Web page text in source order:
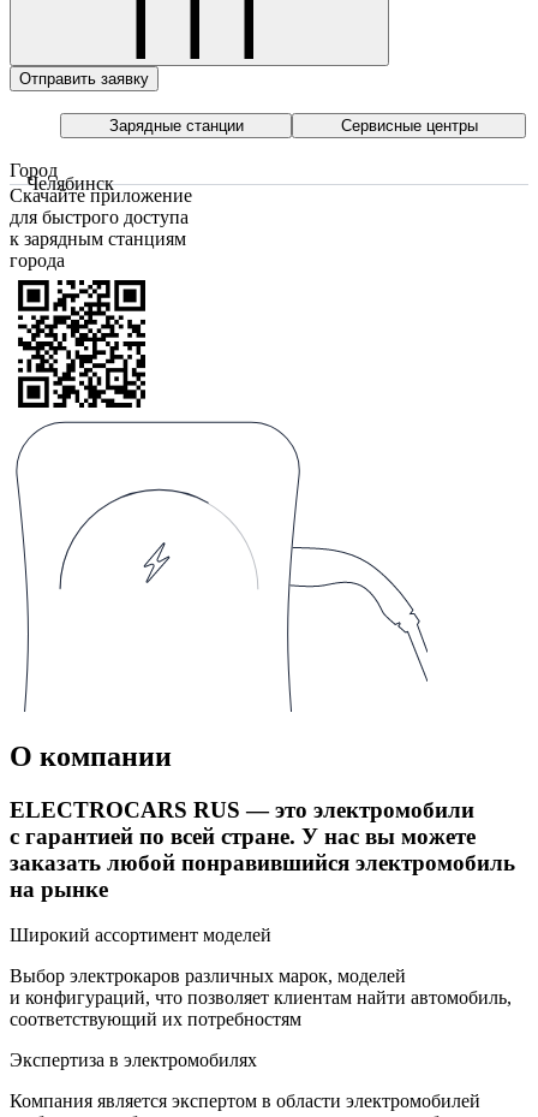
Отправить заявку
Зарядные станции Сервисные центры
Город
Челябинск
Скачайте приложение
для быстрого доступа
к зарядным станциям
города
О компании
ELECTROCARS RUS — это электромобили
с гарантией по всей стране. У нас вы можете
заказать любой понравившийся электромобиль
на рынке
Широкий ассортимент моделей
Выбор электрокаров различных марок, моделей
и конфигураций, что позволяет клиентам найти автомобиль,
соответствующий их потребностям
Экспертиза в электромобилях
Компания является экспертом в области электромобилей